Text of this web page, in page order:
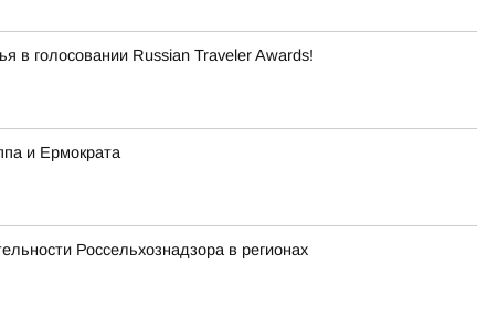
в голосовании Russian Traveler Awards!
и Ермократа
Россельхознадзора в регионах